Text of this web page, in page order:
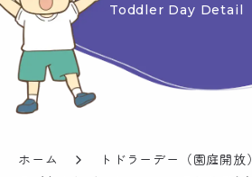
Toddler Day Detail
ホーム トドラーデー（園庭開放）